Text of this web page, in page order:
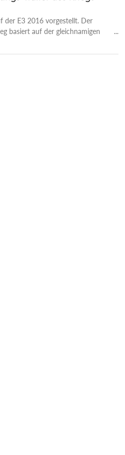
der E3 2016 vorgestellt. Der
basiert auf der gleichnamigen